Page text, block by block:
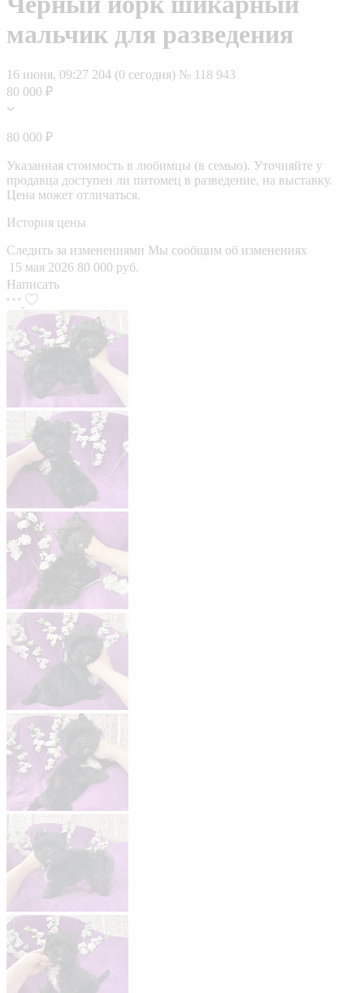
мальчик для разведения
16 июня, 09:27 204 (0 сегодня) № 118 943
80 000 ₽
80 000 ₽
Указанная стоимость в любимцы (в семью). Уточняйте у
продавца доступен ли питомец в разведение, на выставку.
Цена может отличаться.
История цены
Следить за изменениями Мы сообщим об изменениях
15 мая 2026 80 000 руб.
Написать